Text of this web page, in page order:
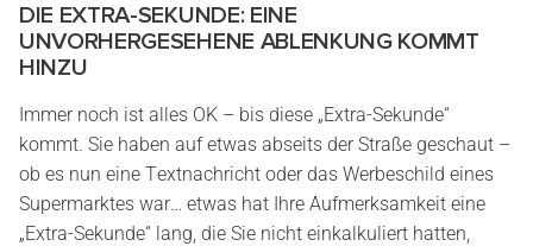
DIE EXTRA-SEKUNDE: EINE
UNVORHERGESEHENE ABLENKUNG KOMMT
HINZU
Immer noch ist alles OK – bis diese „Extra-Sekunde“
kommt. Sie haben auf etwas abseits der Straße geschaut –
ob es nun eine Textnachricht oder das Werbeschild eines
Supermarktes war… etwas hat Ihre Aufmerksamkeit eine
„Extra-Sekunde“ lang, die Sie nicht einkalkuliert hatten,